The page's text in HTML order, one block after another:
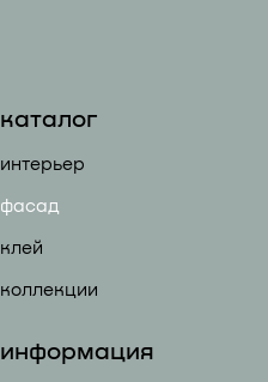
каталог
интерьер
фасад
клей
коллекции
информация